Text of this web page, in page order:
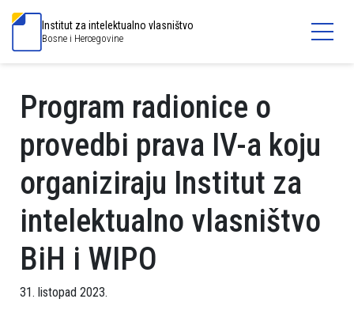
Institut za intelektualno vlasništvo
Bosne i Hercegovine
Program radionice o
provedbi prava IV-a koju
organiziraju Institut za
intelektualno vlasništvo
BiH i WIPO
31. listopad 2023.